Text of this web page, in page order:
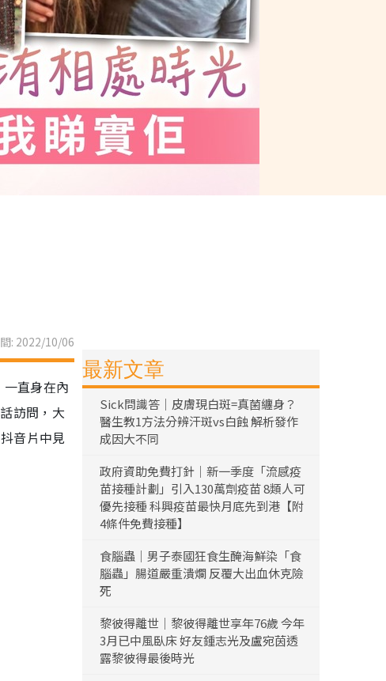
: 2022/10/06
直身在內
訪問，大
音片中見
最新文章
Sick問識答｜皮膚現白斑=真菌纏身？
醫生教1方法分辨汗斑vs白蝕 解析發作
成因大不同
政府資助免費打針｜新一季度「流感疫
苗接種計劃」引入130萬劑疫苗 8類人可
優先接種 科興疫苗最快月底先到港【附
4條件免費接種】
食腦蟲｜男子泰國狂食生醃海鮮染「食
腦蟲」腸道嚴重潰爛 反覆大出血休克險
死
黎彼得離世｜黎彼得離世享年76歲 今年
3月已中風臥床 好友鍾志光及盧宛茵透
露黎彼得最後時光